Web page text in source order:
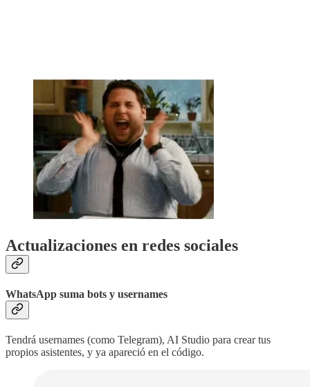
Actualizaciones en redes sociales
WhatsApp suma bots y usernames
Tendrá usernames (como Telegram), AI Studio para crear tus
propios asistentes, y ya apareció en el código.